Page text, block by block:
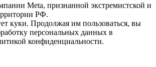
Meta, признанной экстремистской и
РФ.
куки. Продолжая им пользоваться, вы
персональных данных в
конфиденциальности.